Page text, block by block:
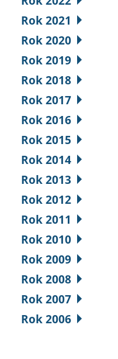
Rok 2021
Rok 2020
Rok 2019
Rok 2018
Rok 2017
Rok 2016
Rok 2015
Rok 2014
Rok 2013
Rok 2012
Rok 2011
Rok 2010
Rok 2009
Rok 2008
Rok 2007
Rok 2006